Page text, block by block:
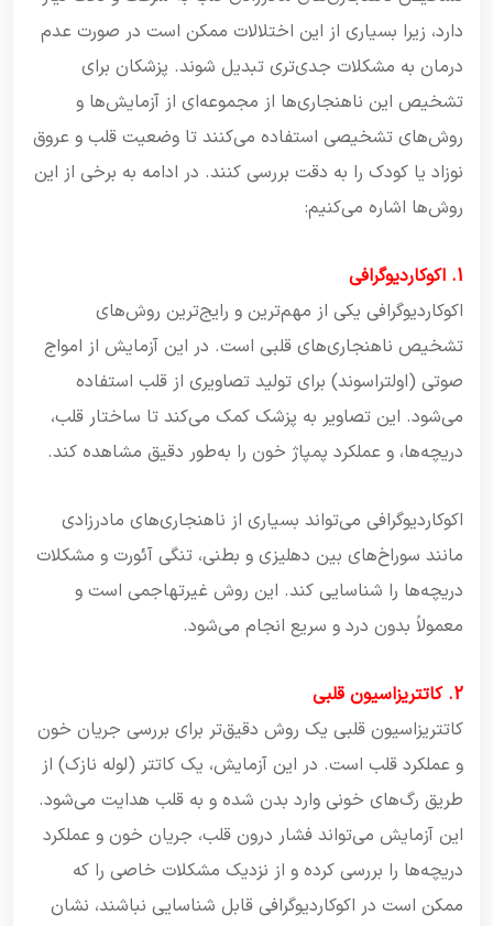
دارد، زیرا بسیاری از این اختلالات ممکن است در صورت عدم
درمان به مشکلات جدی‌تری تبدیل شوند. پزشکان برای
تشخیص این ناهنجاری‌ها از مجموعه‌ای از آزمایش‌ها و
روش‌های تشخیصی استفاده می‌کنند تا وضعیت قلب و عروق
نوزاد یا کودک را به دقت بررسی کنند. در ادامه به برخی از این
روش‌ها اشاره می‌کنیم:
1. اکوکاردیوگرافی
اکوکاردیوگرافی یکی از مهم‌ترین و رایج‌ترین روش‌های
تشخیص ناهنجاری‌های قلبی است. در این آزمایش از امواج
صوتی (اولتراسوند) برای تولید تصاویری از قلب استفاده
می‌شود. این تصاویر به پزشک کمک می‌کند تا ساختار قلب،
دریچه‌ها، و عملکرد پمپاژ خون را به‌طور دقیق مشاهده کند.
اکوکاردیوگرافی می‌تواند بسیاری از ناهنجاری‌های مادرزادی
مانند سوراخ‌های بین دهلیزی و بطنی، تنگی آئورت و مشکلات
دریچه‌ها را شناسایی کند. این روش غیرتهاجمی است و
معمولاً بدون درد و سریع انجام می‌شود.
2. کاتتریزاسیون قلبی
کاتتریزاسیون قلبی یک روش دقیق‌تر برای بررسی جریان خون
و عملکرد قلب است. در این آزمایش، یک کاتتر (لوله نازک) از
طریق رگ‌های خونی وارد بدن شده و به قلب هدایت می‌شود.
این آزمایش می‌تواند فشار درون قلب، جریان خون و عملکرد
دریچه‌ها را بررسی کرده و از نزدیک مشکلات خاصی را که
ممکن است در اکوکاردیوگرافی قابل شناسایی نباشند، نشان